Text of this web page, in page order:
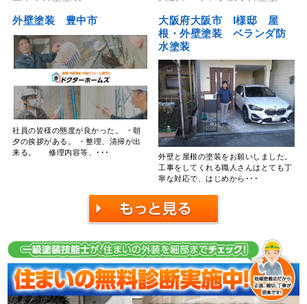
外壁塗装 豊中市
社員の皆様の態度が良かった。 ・朝
夕の挨拶がある。 ・整理、清掃が出
来る。 修理内容等、･･･
大阪府大阪市 I様邸 屋
根・外壁塗装 ベランダ防
水塗装
外壁と屋根の塗装をお願いしました。
工事をしてくれる職人さんはとても丁
寧な対応で、はじめから･･･